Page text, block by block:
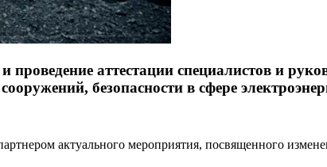
проведение аттестации специалистов и
безопасности в сфере
актуального мероприятия, посвященного